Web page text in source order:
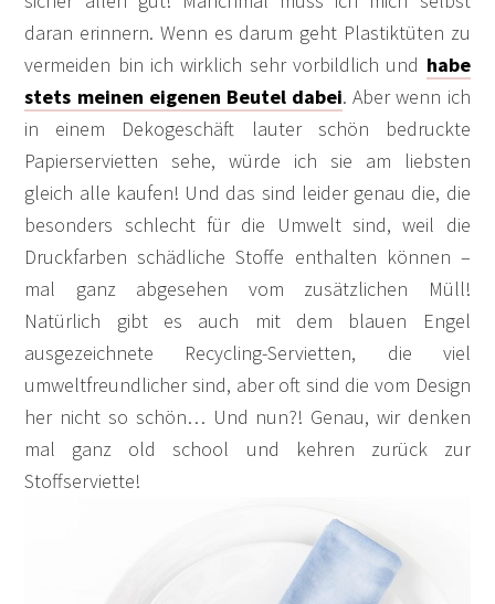
daran erinnern. Wenn es darum geht Plastiktüten zu
vermeiden bin ich wirklich sehr vorbildlich und habe
stets meinen eigenen Beutel dabei. Aber wenn ich
in einem Dekogeschäft lauter schön bedruckte
Papierservietten sehe, würde ich sie am liebsten
gleich alle kaufen! Und das sind leider genau die, die
besonders schlecht für die Umwelt sind, weil die
Druckfarben schädliche Stoffe enthalten können –
mal ganz abgesehen vom zusätzlichen Müll!
Natürlich gibt es auch mit dem blauen Engel
ausgezeichnete Recycling-Servietten, die viel
umweltfreundlicher sind, aber oft sind die vom Design
her nicht so schön… Und nun?! Genau, wir denken
mal ganz old school und kehren zurück zur
Stoffserviette!